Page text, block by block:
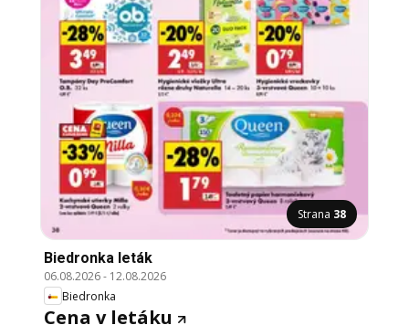
Strana 38
Biedronka leták
06.08.2026- 12.08.2026
Biedronka
Cena v letáku